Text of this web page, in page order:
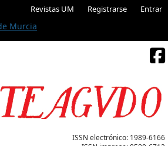
Revistas UM Registrarse Entrar
ISSN electrónico: 1989-6166